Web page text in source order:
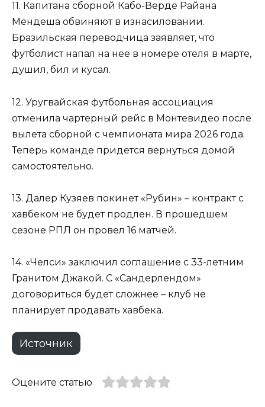
11. Капитана сборной Кабо-Верде Райана
Мендеша обвиняют в изнасиловании.
Бразильская переводчица заявляет, что
футболист напал на нее в номере отеля в марте,
душил, бил и кусал.
12. Уругвайская футбольная ассоциация
отменила чартерный рейс в Монтевидео после
вылета сборной с чемпионата мира 2026 года.
Теперь команде придется вернуться домой
самостоятельно.
13. Далер Кузяев покинет «Рубин» – контракт с
хавбеком не будет продлен. В прошедшем
сезоне РПЛ он провел 16 матчей.
14. «Челси» заключил соглашение с 33-летним
Гранитом Джакой. С «Сандерлендом»
договориться будет сложнее – клуб не
планирует продавать хавбека.
Источник
Оцените статью